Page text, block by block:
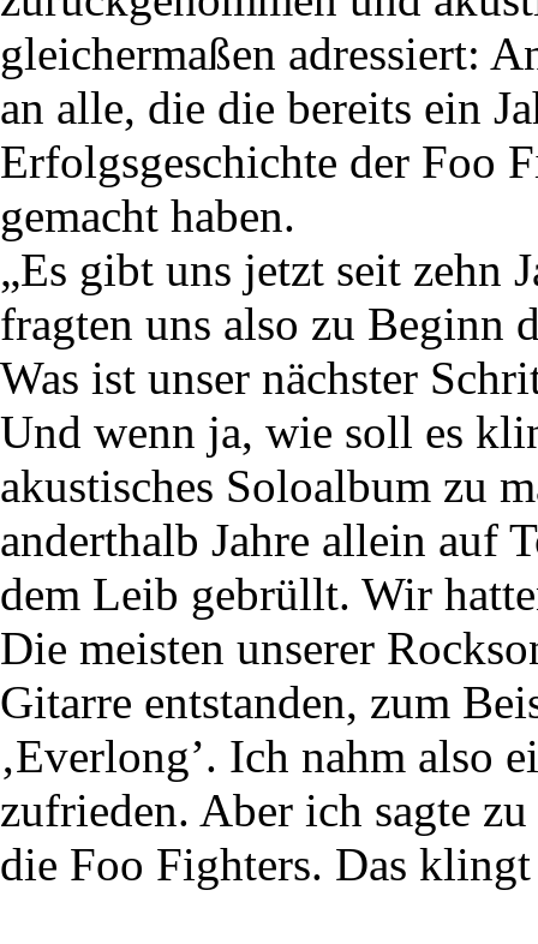
gleichermaßen adressiert:
an alle, die die bereits ein
Erfolgsgeschichte der Foo
gemacht haben.
„Es gibt uns jetzt seit zehn
fragten uns also zu Beginn
Was ist unser nächster
Und wenn ja, wie soll es
akustisches Soloalbum zu
anderthalb Jahre allein auf
dem Leib gebrüllt. Wir
Die meisten unserer
Gitarre entstanden, zum
‚Everlong’. Ich nahm also
zufrieden. Aber ich sagte
die Foo Fighters. Das